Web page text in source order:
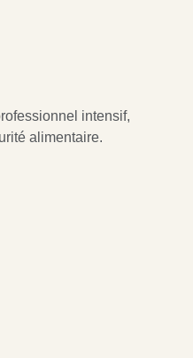
intensif,
alimentaire.